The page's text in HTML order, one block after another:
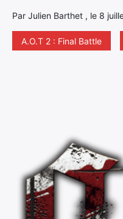
Par Julien Barthet , le 8
A.O.T 2 : Final Battle